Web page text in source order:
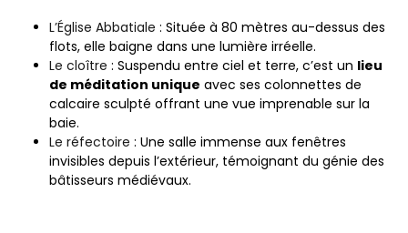
L’Église Abbatiale : Située à 80 mètres au-dessus des
flots, elle baigne dans une lumière irréelle.
Le cloître : Suspendu entre ciel et terre, c’est un lieu
de méditation unique avec ses colonnettes de
calcaire sculpté offrant une vue imprenable sur la
baie.
Le réfectoire : Une salle immense aux fenêtres
invisibles depuis l’extérieur, témoignant du génie des
bâtisseurs médiévaux.